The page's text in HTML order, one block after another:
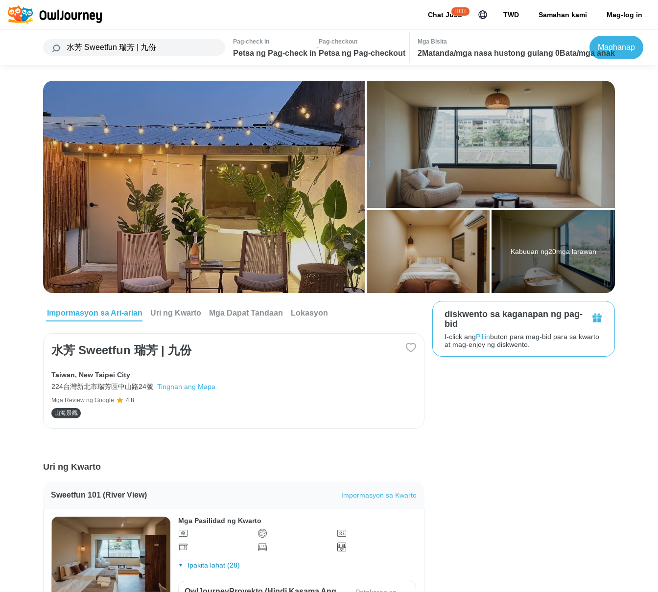
Chat JuJu
HOT TWD Samahan kami Mag-log in
Pag-check in
Petsa ng Pag-check in
-
Pag-checkout
Petsa ng Pag-checkout
Mga Bisita
2Matanda/mga nasa hustong gulang 0Bata/mga anak
Maghanap
Kabuuan ng20mga larawan
Impormasyon sa Ari-arian Uri ng Kwarto Mga Dapat Tandaan Lokasyon
水芳 Sweetfun 瑞芳 | 九份
Taiwan, New Taipei City
224台灣新北市瑞芳區中山路24號 Tingnan ang Mapa
Mga Review ng Google
4.8
山海景觀
Uri ng Kwarto
Sweetfun 101 (River View) Impormasyon sa Kwarto
Mga Pasilidad ng Kwarto
Ipakita lahat (28)
diskwento sa kaganapan ng pag-
bid
I-click angPiliinbuton para mag-bid para sa kwarto
at mag-enjoy ng diskwento.